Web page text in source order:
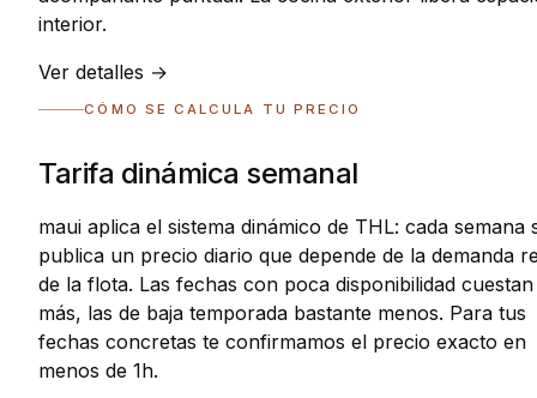
interior.
Ver detalles →
CÓMO SE CALCULA TU PRECIO
Tarifa dinámica semanal
maui aplica el sistema dinámico de THL: cada semana
publica un precio diario que depende de la demanda
de la flota. Las fechas con poca disponibilidad cuestan
más, las de baja temporada bastante menos. Para tus
fechas concretas te confirmamos el precio exacto en
menos de 1h.